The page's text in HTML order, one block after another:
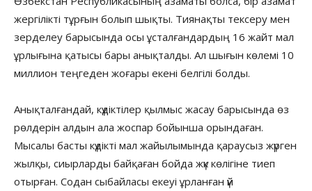
жергілікті тұрғын болып шықты. Тиянақты тексеру мен
зерделеу барысында осы ұсталғандардың 16 жайт мал
ұрлығына қатысы бары анықталды. Ал шығын көлемі 10
миллион теңгеден жоғары екені белгілі болды.
Анықталғандай, күдіктілер қылмыс жасау барысында өз
рөлдерін алдын ала жоспар бойынша орындаған.
Мысалы басты күдікті мал жайылымында қараусыз жүрген
жылқы, сиырларды байқаған бойда жүк көлігіне тиеп
отырған. Содан сыбайласы екеуі ұрланған үй